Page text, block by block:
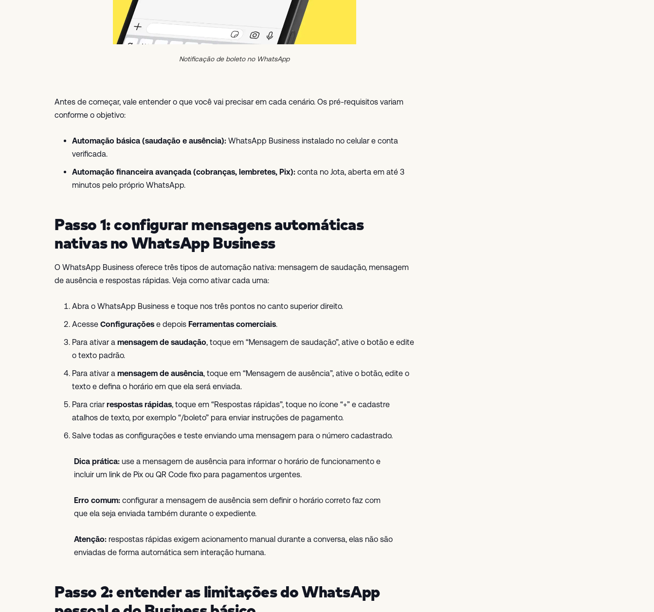
Notificação de boleto no WhatsApp
Antes de começar, vale entender o que você vai precisar em cada cenário. Os pré-requisitos variam
conforme o objetivo:
Automação básica (saudação e ausência): WhatsApp Business instalado no celular e conta
verificada.
Automação financeira avançada (cobranças, lembretes, Pix): conta no Jota, aberta em até 3
minutos pelo próprio WhatsApp.
Passo 1: configurar mensagens automáticas
nativas no WhatsApp Business
O WhatsApp Business oferece três tipos de automação nativa: mensagem de saudação, mensagem
de ausência e respostas rápidas. Veja como ativar cada uma:
Abra o WhatsApp Business e toque nos três pontos no canto superior direito.
Acesse Configurações e depois Ferramentas comerciais.
Para ativar a mensagem de saudação, toque em “Mensagem de saudação”, ative o botão e edite
o texto padrão.
Para ativar a mensagem de ausência, toque em “Mensagem de ausência”, ative o botão, edite o
texto e defina o horário em que ela será enviada.
Para criar respostas rápidas, toque em “Respostas rápidas”, toque no ícone “+” e cadastre
atalhos de texto, por exemplo “/boleto” para enviar instruções de pagamento.
Salve todas as configurações e teste enviando uma mensagem para o número cadastrado.
Dica prática: use a mensagem de ausência para informar o horário de funcionamento e
incluir um link de Pix ou QR Code fixo para pagamentos urgentes.
Erro comum: configurar a mensagem de ausência sem definir o horário correto faz com
que ela seja enviada também durante o expediente.
Atenção: respostas rápidas exigem acionamento manual durante a conversa, elas não são
enviadas de forma automática sem interação humana.
Passo 2: entender as limitações do WhatsApp